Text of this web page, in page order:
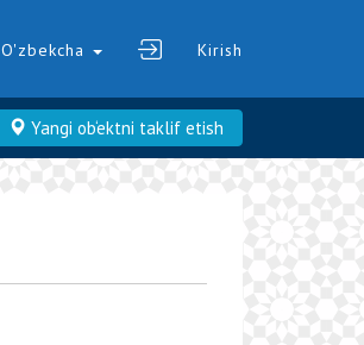
O'zbekcha Kirish
Yangi ob‘ektni taklif etish